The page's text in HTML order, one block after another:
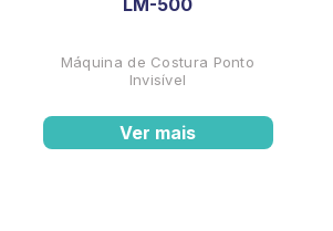
Máquina de Costura Ponto
Invisível
Ver mais